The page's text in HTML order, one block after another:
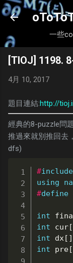
一些
[TIOJ] 1198.
4月 10, 2017
題目連結:http://
經典的8-puzzle問
推過來就別推回去
dfs)
#include
using
#define
int
int cur[
int dx[ ]
int pre[